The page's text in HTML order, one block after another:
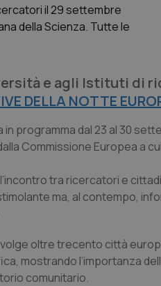
e agli Istituti di
DELLA NOTTE
in programma dal 23 al 30
Commissione Europea a
tra ricercatori e
ma, al contempo,
oltre trecento città
mostrando l’importanza
comunitario.